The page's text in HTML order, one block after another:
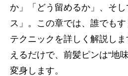
か」「どう留めるか」、そ
ス」。この章では、誰でも
テクニックを詳しく解説し
えるだけで、前髪ピンは“地
変身します。